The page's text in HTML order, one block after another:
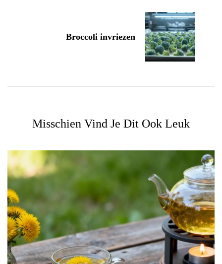
Broccoli invriezen
Misschien Vind Je Dit Ook Leuk